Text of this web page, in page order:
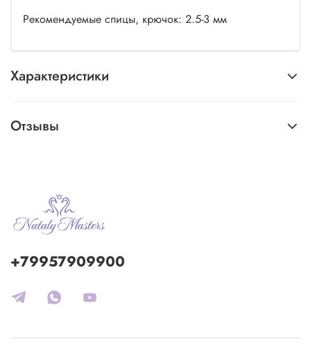
Рекомендуемые спицы, крючок: 2.5-3 мм
Характеристики
Отзывы
+79957909900